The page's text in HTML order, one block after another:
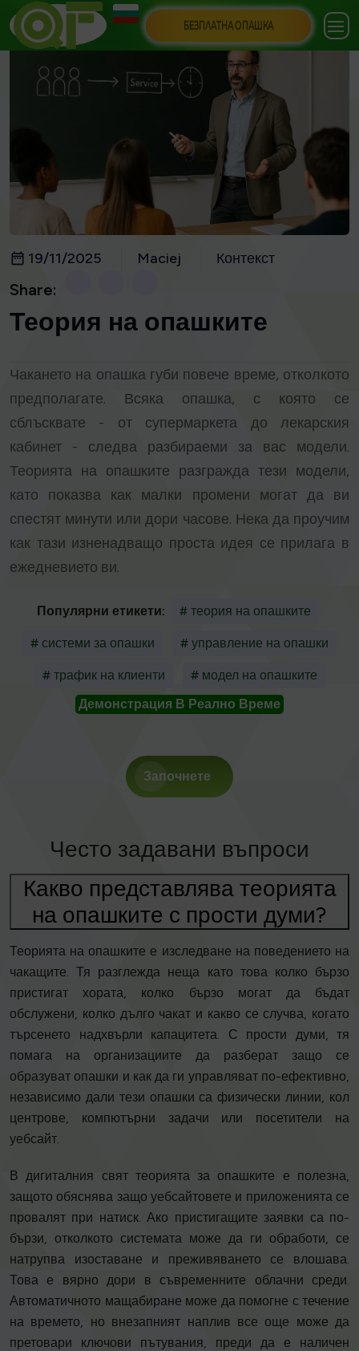
БЕЗПЛАТНА ОПАШКА
19/11/2025 Maciej Контекст
Share:
Теория на опашките
Чакането на опашка губи повече време, отколкото
предполагате. Всяка опашка, с която се
сблъсквате - от супермаркета до лекарския
кабинет - следва разбираеми за вас модели.
Теорията на опашките разгражда тези модели,
като показва как малки промени могат да ви
спестят минути или дори часове. Нека да проучим
как тази изненадващо проста идея се прилага в
ежедневието ви.
Популярни етикети: # теория на опашките
# системи за опашки # управление на опашки
# трафик на клиенти
# модел на опашките
Демонстрация В Реално Време
Започнете
Често задавани въпроси
Какво представлява теорията
на опашките с прости думи?
Теорията на опашките е изследване на поведението на
чакащите. Тя разглежда неща като това колко бързо
пристигат хората, колко бързо могат да бъдат
обслужени, колко дълго чакат и какво се случва, когато
търсенето надхвърли капацитета. С прости думи, тя
помага на организациите да разберат защо се
образуват опашки и как да ги управляват по-ефективно,
независимо дали тези опашки са физически линии, кол
центрове, компютърни задачи или посетители на
уебсайт.
В дигиталния свят теорията за опашките е полезна,
защото обяснява защо уебсайтовете и приложенията се
провалят при натиск. Ако пристигащите заявки са по-
бързи, отколкото системата може да ги обработи, се
натрупва изоставане и преживяването се влошава.
Това е вярно дори в съвременните облачни среди.
Автоматичното мащабиране може да помогне с течение
на времето, но внезапният наплив все още може да
претовари ключови пътувания, преди да е наличен